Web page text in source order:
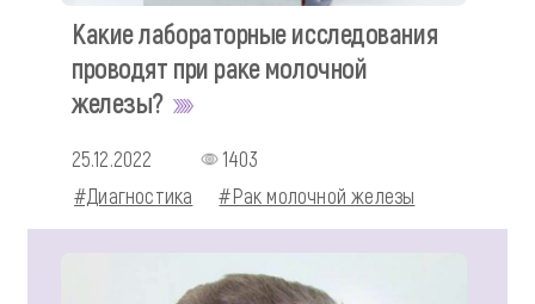
Какие лабораторные исследования
проводят при раке молочной
железы?
25.12.2022
1403
#Диагностика
#Рак молочной железы